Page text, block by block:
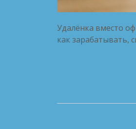
Удалёнка вместо
как зарабатывать,